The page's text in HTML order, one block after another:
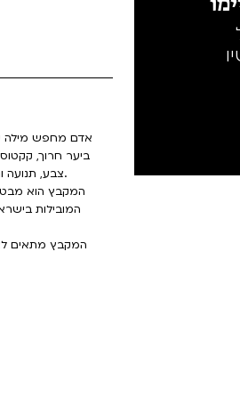
אדם מחפש מילה
ביער חרוך,
צבע, תנועה ותקווה. המקבץ מאפשר הצצה לעולמות פנימיים ובהם כאב, חיפוש, חיבור והתחלות חדשות.
המקבץ הוא מבט
המובילות